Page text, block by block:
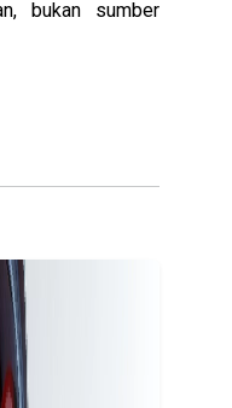
bukan sumber